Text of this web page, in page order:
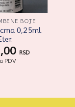
BOJE
0,25ml.
RSD
PDV